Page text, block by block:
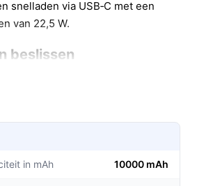
snelladen via USB‑C met een
van 22,5 W.
beslissen
de specificaties geven twee
in mAh 10000 mAh